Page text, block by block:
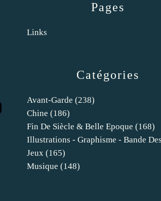
Catégories
Avant-Garde (238)
Chine (186)
Fin De Siècle & Belle Epoque (168)
Illustrations - Graphisme - Bande
Jeux (165)
Musique (148)
Pages
Links